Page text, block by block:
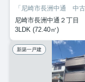
尼崎市長洲中通２丁目
3LDK (72.40㎡)
新築一戸建